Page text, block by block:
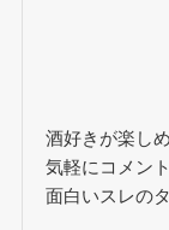
酒好きが楽し
気軽にコメン
面白いスレの